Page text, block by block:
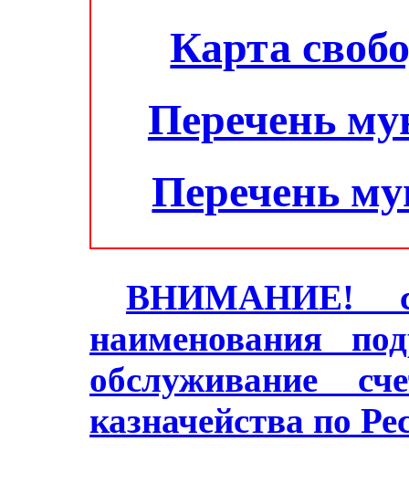
Карта
Перечень
Перечень
ВНИМАНИЕ! с
наименования
обслуживание
казначейства по